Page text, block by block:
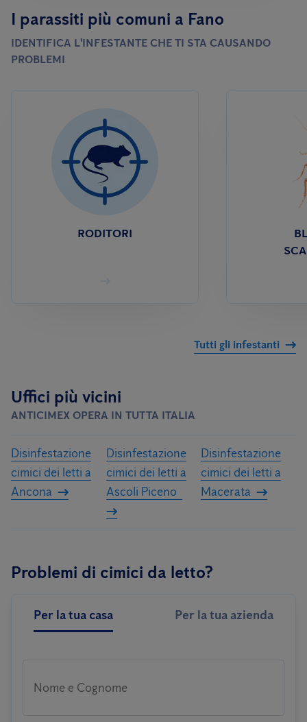
I parassiti più comuni a Fano
IDENTIFICA L'INFESTANTE CHE TI STA CAUSANDO
PROBLEMI
RODITORI
Tutti gli infestanti
Uffici più vicini
ANTICIMEX OPERA IN TUTTA ITALIA
Disinfestazione
cimici dei letti a
Ancona
Disinfestazione
cimici dei letti a
Ascoli Piceno
Disinfestazione
cimici dei letti a
Macerata
Problemi di cimici da letto?
Per la tua casa Per la tua azienda
Nome e Cognome